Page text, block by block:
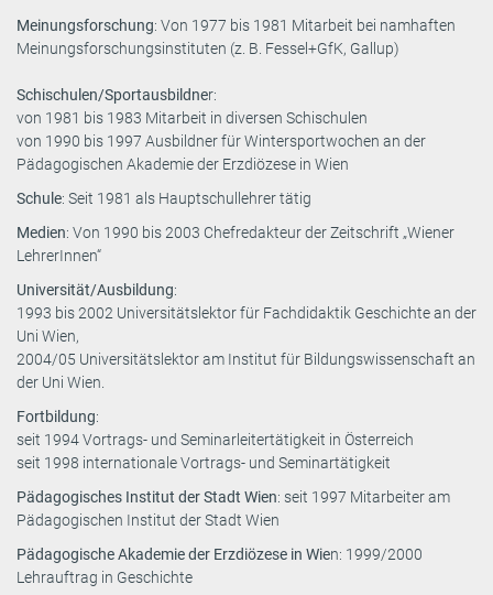
Meinungsforschung: Von 1977 bis 1981 Mitarbeit bei namhaften
Meinungsforschungsinstituten (z. B. Fessel+GfK, Gallup)
Schischulen/Sportausbildner:
von 1981 bis 1983 Mitarbeit in diversen Schischulen
von 1990 bis 1997 Ausbildner für Wintersportwochen an der
Pädagogischen Akademie der Erzdiözese in Wien
Schule: Seit 1981 als Hauptschullehrer tätig
Medien: Von 1990 bis 2003 Chefredakteur der Zeitschrift „Wiener
LehrerInnen“
Universität/Ausbildung:
1993 bis 2002 Universitätslektor für Fachdidaktik Geschichte an der
Uni Wien,
2004/05 Universitätslektor am Institut für Bildungswissenschaft an
der Uni Wien.
Fortbildung:
seit 1994 Vortrags- und Seminarleitertätigkeit in Österreich
seit 1998 internationale Vortrags- und Seminartätigkeit
Pädagogisches Institut der Stadt Wien: seit 1997 Mitarbeiter am
Pädagogischen Institut der Stadt Wien
Pädagogische Akademie der Erzdiözese in Wien: 1999/2000
Lehrauftrag in Geschichte